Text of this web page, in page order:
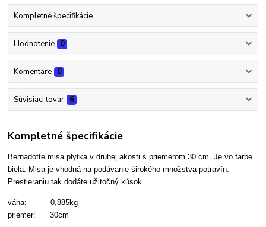
Kompletné špecifikácie
Hodnotenie 0
Komentáre 0
Súvisiaci tovar 6
Kompletné špecifikácie
Bernadotte misa plytká v druhej akosti s priemerom 30 cm.Je vo farbe
biela. Misa je vhodná na podávanie širokého množstva potravín.
Prestieraniu tak dodáte užitočný kúsok.
váha: 0,885kg
priemer: 30cm